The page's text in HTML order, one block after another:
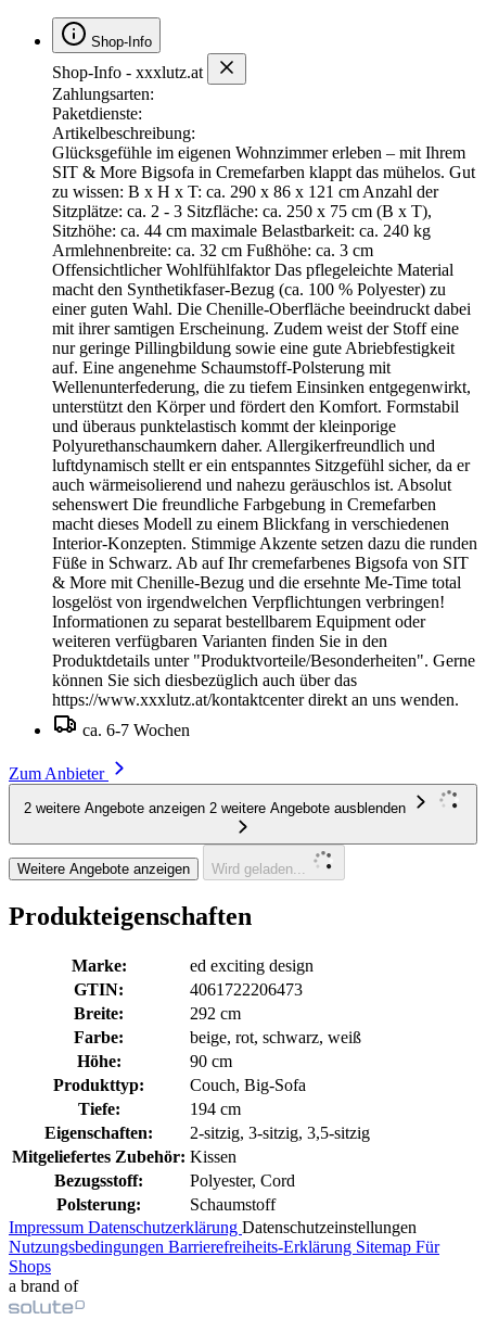
Shop-Info
Shop-Info - xxxlutz.at
Zahlungsarten:
Paketdienste:
Artikelbeschreibung:
Glücksgefühle im eigenen Wohnzimmer erleben – mit Ihrem
SIT & More Bigsofa in Cremefarben klappt das mühelos. Gut
zu wissen: B x H x T: ca. 290 x 86 x 121 cm Anzahl der
Sitzplätze: ca. 2 - 3 Sitzfläche: ca. 250 x 75 cm (B x T),
Sitzhöhe: ca. 44 cm maximale Belastbarkeit: ca. 240 kg
Armlehnenbreite: ca. 32 cm Fußhöhe: ca. 3 cm
Offensichtlicher Wohlfühlfaktor Das pflegeleichte Material
macht den Synthetikfaser-Bezug (ca. 100 % Polyester) zu
einer guten Wahl. Die Chenille-Oberfläche beeindruckt dabei
mit ihrer samtigen Erscheinung. Zudem weist der Stoff eine
nur geringe Pillingbildung sowie eine gute Abriebfestigkeit
auf. Eine angenehme Schaumstoff-Polsterung mit
Wellenunterfederung, die zu tiefem Einsinken entgegenwirkt,
unterstützt den Körper und fördert den Komfort. Formstabil
und überaus punktelastisch kommt der kleinporige
Polyurethanschaumkern daher. Allergikerfreundlich und
luftdynamisch stellt er ein entspanntes Sitzgefühl sicher, da er
auch wärmeisolierend und nahezu geräuschlos ist. Absolut
sehenswert Die freundliche Farbgebung in Cremefarben
macht dieses Modell zu einem Blickfang in verschiedenen
Interior-Konzepten. Stimmige Akzente setzen dazu die runden
Füße in Schwarz. Ab auf Ihr cremefarbenes Bigsofa von SIT
& More mit Chenille-Bezug und die ersehnte Me-Time total
losgelöst von irgendwelchen Verpflichtungen verbringen!
Informationen zu separat bestellbarem Equipment oder
weiteren verfügbaren Varianten finden Sie in den
Produktdetails unter "Produktvorteile/Besonderheiten". Gerne
können Sie sich diesbezüglich auch über das
https://www.xxxlutz.at/kontaktcenter direkt an uns wenden.
ca. 6-7 Wochen
Zum Anbieter
2 weitere Angebote anzeigen 2 weitere Angebote ausblenden
Weitere Angebote anzeigen Wird geladen...
Produkteigenschaften
Marke:
ed exciting design
GTIN:
4061722206473
Breite:
292 cm
Farbe:
beige, rot, schwarz, weiß
Höhe:
90 cm
Produkttyp:
Couch, Big-Sofa
Tiefe:
194 cm
Eigenschaften:
2-sitzig, 3-sitzig, 3,5-sitzig
Mitgeliefertes Zubehör: Kissen
Bezugsstoff:
Polyester, Cord
Polsterung:
Schaumstoff
Impressum Datenschutzerklärung Datenschutzeinstellungen
Nutzungsbedingungen Barrierefreiheits-Erklärung Sitemap Für
Shops
a brand of